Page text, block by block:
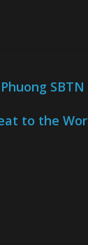
SBTN
to the